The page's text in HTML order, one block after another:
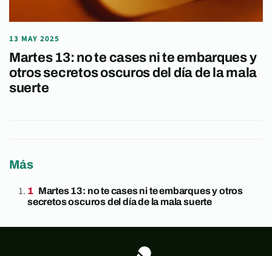
13 MAY 2025
Martes 13: no te cases ni te embarques y
otros secretos oscuros del día de la mala
suerte
Más
Martes 13: no te cases ni te embarques y otros
secretos oscuros del día de la mala suerte